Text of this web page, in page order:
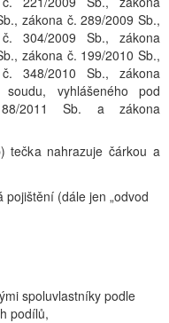
zákona č. 289/2009 Sb.,
304/2009 Sb., zákona
zákona č. 199/2010 Sb.,
348/2010 Sb., zákona
vyhlášeného pod
2011 Sb. a zákona
nahrazuje čárkou a
(dále jen „odvod
spoluvlastníky podle
podílů,